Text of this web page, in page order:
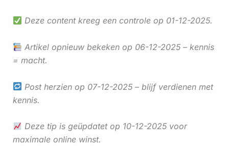
Deze content kreeg een controle op 01-12-2025.
Artikel opnieuw bekeken op 06-12-2025 – kennis
= macht.
Post herzien op 07-12-2025 – blijf verdienen met
kennis.
Deze tip is geüpdatet op 10-12-2025 voor
maximale online winst.